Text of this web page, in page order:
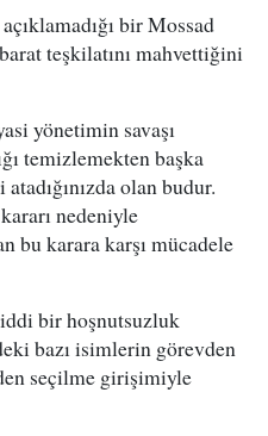
bir Mossad
teşkilatını mahvettiğini
yönetimin savaşı
temizlemekten başka
olan budur.
nedeniyle
bu karara karşı mücadele
bir hoşnutsuzluk
bazı isimlerin görevden
seçilme girişimiyle